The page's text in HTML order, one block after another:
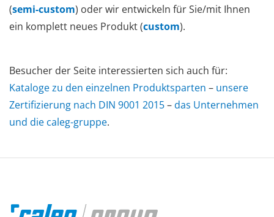
(semi-custom) oder wir entwickeln für Sie/mit Ihnen
ein komplett neues Produkt (custom).
Besucher der Seite interessierten sich auch für:
Kataloge zu den einzelnen Produktsparten – unsere
Zertifizierung nach DIN 9001 2015–das Unternehmen
und die caleg-gruppe.